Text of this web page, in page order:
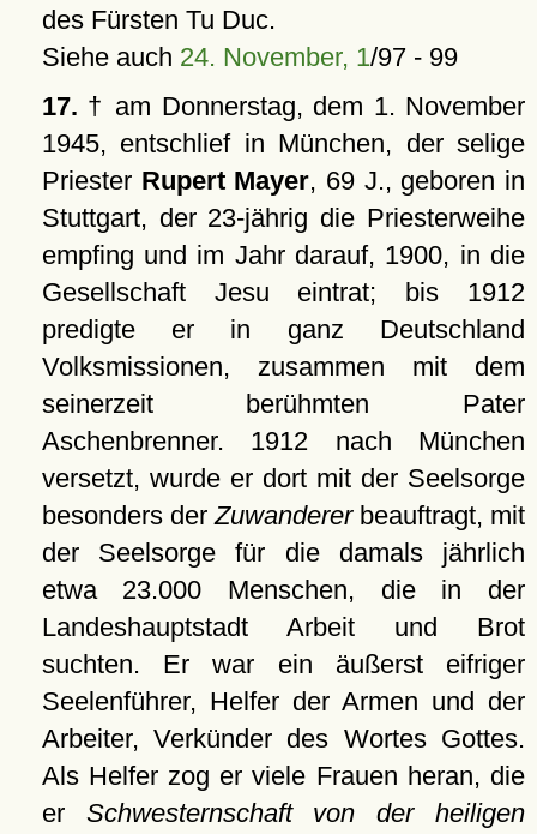
des Fürsten Tu Duc.
Siehe auch 24. November, 1/97 - 99
17. † am Donnerstag, dem 1. November
1945, entschlief in München, der selige
Priester Rupert Mayer, 69 J., geboren in
Stuttgart, der 23-jährig die Priesterweihe
empfing und im Jahr darauf, 1900, in die
Gesellschaft Jesu eintrat; bis 1912
predigte er in ganz Deutschland
Volksmissionen, zusammen mit dem
seinerzeit berühmten Pater
Aschenbrenner. 1912 nach München
versetzt, wurde er dort mit der Seelsorge
besonders derZuwandererbeauftragt, mit
der Seelsorge für die damals jährlich
etwa 23.000 Menschen, die in der
Landeshauptstadt Arbeit und Brot
suchten. Er war ein äußerst eifriger
Seelenführer, Helfer der Armen und der
Arbeiter, Verkünder des Wortes Gottes.
Als Helfer zog er viele Frauen heran, die
er Schwesternschaft von der heiligen